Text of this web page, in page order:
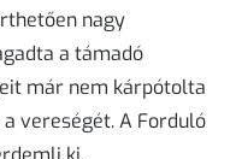
nagy
a támadó
már nem kárpótolta
vereségét. A Forduló